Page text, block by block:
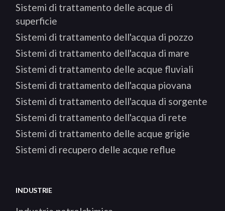
Sistemi di trattamento delle acque di
superficie
Sistemi di trattamento dell'acqua di pozzo
Sistemi di trattamento dell'acqua di mare
Sistemi di trattamento delle acque fluviali
Sistemi di trattamento dell'acqua piovana
Sistemi di trattamento dell'acqua di sorgente
Sistemi di trattamento dell'acqua di rete
Sistemi di trattamento delle acque grigie
Sistemi di recupero delle acque reflue
INDUSTRIE